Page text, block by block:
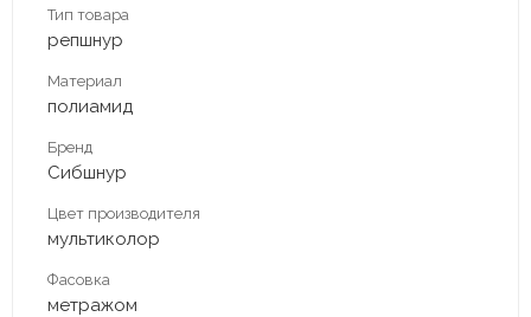
Тип товара
репшнур
Материал
полиамид
Бренд
Сибшнур
Цвет производителя
мультиколор
Фасовка
метражом